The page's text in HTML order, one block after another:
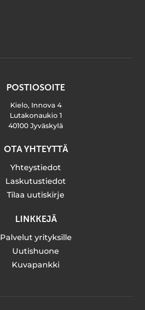
POSTIOSOITE
Kielo, Innova 4
Lutakonaukio 1
40100 Jyväskylä
OTA YHTEYTTÄ
Yhteystiedot
Laskutustiedot
Tilaa uutiskirje
LINKKEJÄ
Palvelut yrityksille
Uutishuone
Kuvapankki